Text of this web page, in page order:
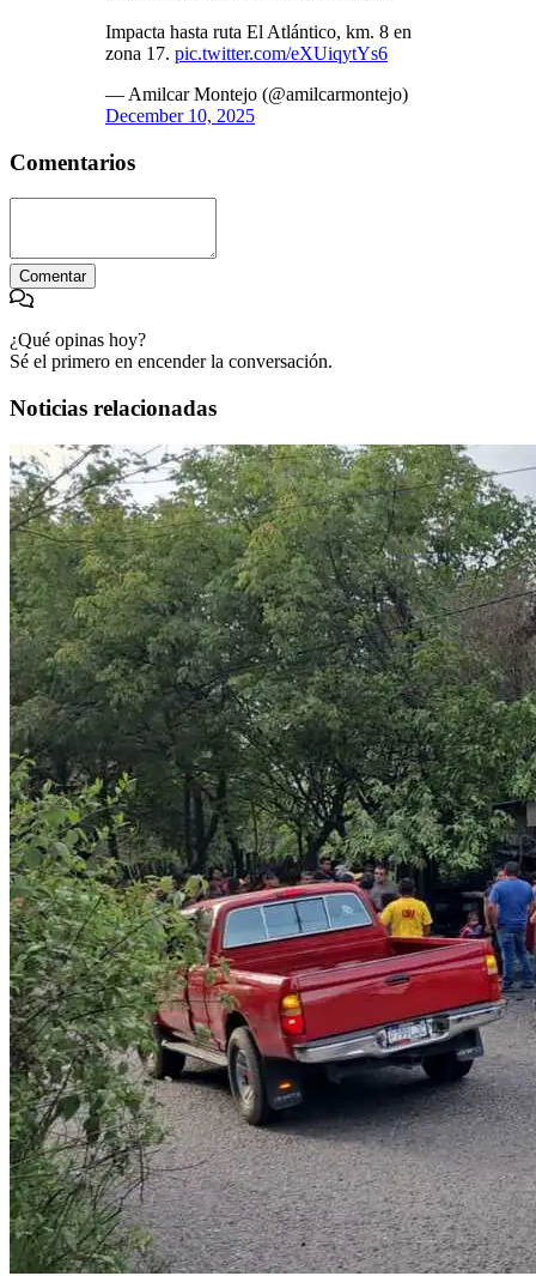
Impacta hasta ruta El Atlántico, km. 8 en
zona 17. pic.twitter.com/eXUiqytYs6
— Amilcar Montejo (@amilcarmontejo)
December 10, 2025
Comentarios
Comentar
¿Qué opinas hoy?
Sé el primero en encender la conversación.
Noticias relacionadas